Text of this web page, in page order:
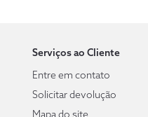
Serviços ao Cliente
Entre em contato
Solicitar devolução
Mapa do site